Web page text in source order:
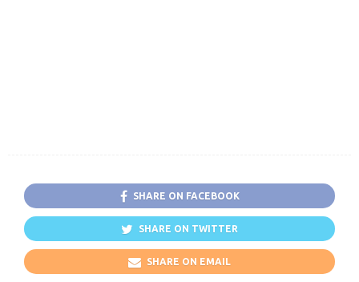
SHARE ON FACEBOOK
SHARE ON TWITTER
SHARE ON EMAIL